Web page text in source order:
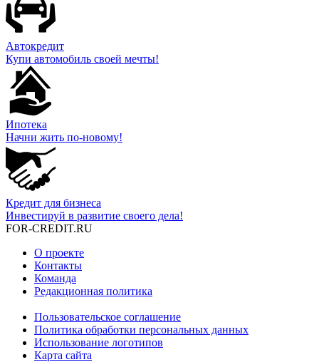
Автокредит
Купи автомобиль своей мечты!
Ипотека
Начни жить по-новому!
Кредит для бизнеса
Инвестируй в развитие своего дела!
FOR-CREDIT.RU
О проекте
Контакты
Команда
Редакционная политика
Пользовательское соглашение
Политика обработки персональных данных
Использование логотипов
Карта сайта